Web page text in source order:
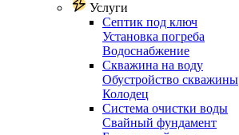
Услуги
Септик под ключ
Установка погреба
Водоснабжение
Скважина на воду
Обустройство скважины
Колодец
Система очистки воды
Свайный фундамент